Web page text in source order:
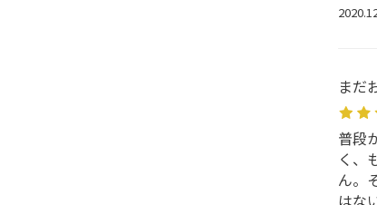
まだ
普段
く、
ん。